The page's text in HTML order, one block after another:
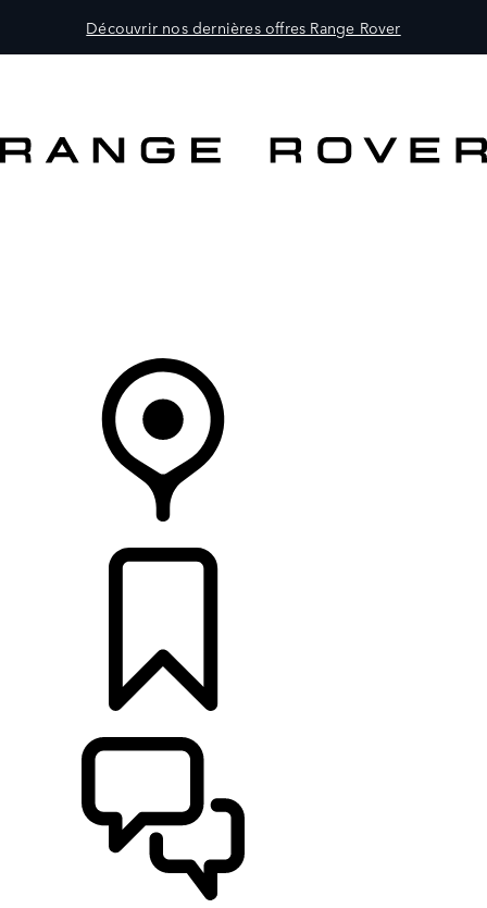
Découvrir nos dernières offres Range Rover